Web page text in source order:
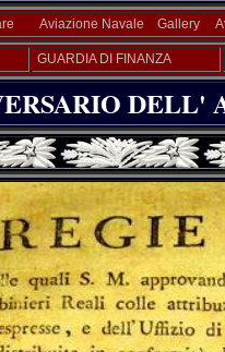
Aviazione Navale Gallery
GUARDIA DI FINANZA
DELL'